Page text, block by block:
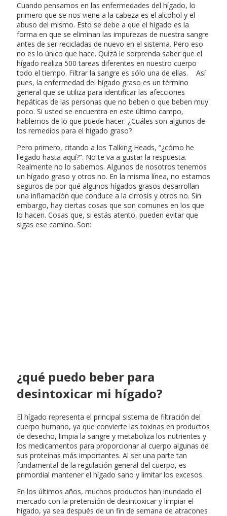
Cuando pensamos en las enfermedades del hígado, lo
primero que se nos viene a la cabeza es el alcohol y el
abuso del mismo. Esto se debe a que el hígado es la
forma en que se eliminan las impurezas de nuestra sangre
antes de ser recicladas de nuevo en el sistema. Pero eso
no es lo único que hace. Quizá le sorprenda saber que el
hígado realiza 500 tareas diferentes en nuestro cuerpo
todo el tiempo. Filtrar la sangre es sólo una de ellas. Así
pues, la enfermedad del hígado graso es un término
general que se utiliza para identificar las afecciones
hepáticas de las personas que no beben o que beben muy
poco. Si usted se encuentra en este último campo,
hablemos de lo que puede hacer. ¿Cuáles son algunos de
los remedios para el hígado graso?
Pero primero, citando a los Talking Heads, “¿cómo he
llegado hasta aquí?”. No te va a gustar la respuesta.
Realmente no lo sabemos. Algunos de nosotros tenemos
un hígado graso y otros no. En la misma línea, no estamos
seguros de por qué algunos hígados grasos desarrollan
una inflamación que conduce a la cirrosis y otros no. Sin
embargo, hay ciertas cosas que son comunes en los que
lo hacen. Cosas que, si estás atento, pueden evitar que
sigas ese camino. Son:
¿qué puedo beber para
desintoxicar mi hígado?
El hígado representa el principal sistema de filtración del
cuerpo humano, ya que convierte las toxinas en productos
de desecho, limpia la sangre y metaboliza los nutrientes y
los medicamentos para proporcionar al cuerpo algunas de
sus proteínas más importantes. Al ser una parte tan
fundamental de la regulación general del cuerpo, es
primordial mantener el hígado sano y limitar los excesos.
En los últimos años, muchos productos han inundado el
mercado con la pretensión de desintoxicar y limpiar el
hígado, ya sea después de un fin de semana de atracones